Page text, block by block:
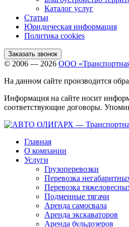
Каталог услуг
Статьи
Юридическая информация
Политика cookies
Заказать звонок
© 2006 — 2026 ООО
На данном сайте производится
Информация на сайте носит
соответствующие договоры.
Главная
О компании
Услуги
Грузоперевозки
Перевозка
Перевозка
Подменные тягачи
Аренда самосвала
Аренда экскаваторов
Аренда бульдозеров